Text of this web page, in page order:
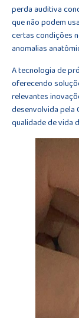
perda auditiva
que não podem
certas condições
anomalias
A tecnologia de
oferecendo
relevantes
desenvolvida pela
qualidade de vida